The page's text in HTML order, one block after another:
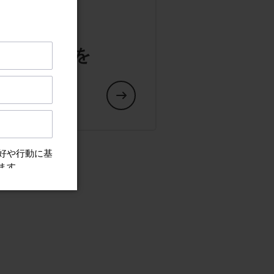
換部品を